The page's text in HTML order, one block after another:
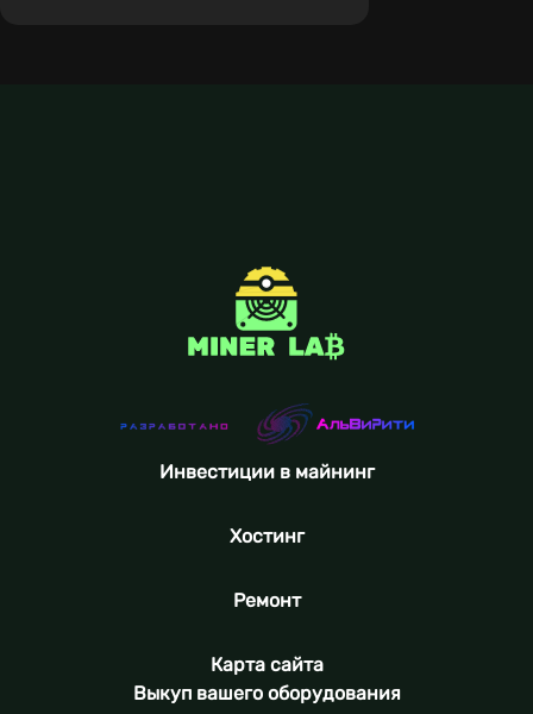
Инвестиции в майнинг
Хостинг
Ремонт
Карта сайта
Выкуп вашего оборудования